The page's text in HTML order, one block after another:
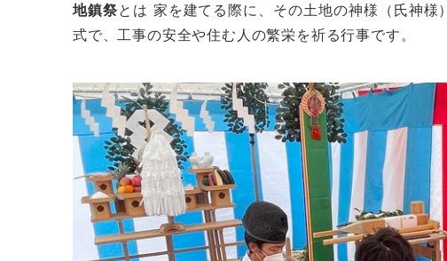
地鎮祭とは 家を建てる際に、その土地の神様（氏神
式で、工事の安全や住む人の繁栄を祈る行事です。